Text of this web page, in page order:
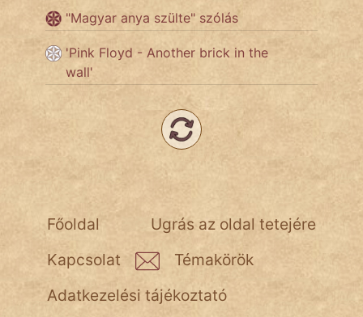
Hunor
Jób Gedeon
Láron Ádám
NapHold
Név nélkül
pszichopati
"Magyar anya szülte" szólás
'Pink Floyd - Another brick in the
wall'
Ugrás az oldal tetejére
Főoldal
Kapcsolat
Témakörök
Adatkezelési tájékoztató